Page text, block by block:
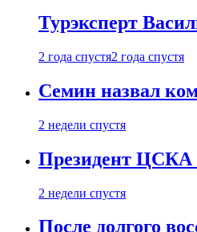
Турэксперт
2 года спустя2 года спустя
Семин назвал
2 недели спустя
Президент ЦСКА
2 недели спустя
После долгого